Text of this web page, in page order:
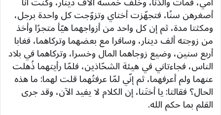
أصغرهن سنًا، فتجهّزت أختاي وتزوّجت كل واحدة برجل،
ومكثتا مدة، ثم إن كل واحد من أزواجهما هيّأ متجرًا وأخذ
من زوجته ألف دينار، وسافرا مع بعضهما وتركاهما، فغابا
أربع سنين، وضيع زوجاهما المال وخسرا، وتركاهما في بلاد
الناس، فجاءتاني في هيئة الشحّاذين، فلمّا رأيتهما ذُهلت
عنهما ولم أعرفهما، ثم إنّي لمّا عرفتُهما قلت لهما: ما هذه
الحال؟ فقالتا: يا أختَنا، إن الكلام لا يفيد الآن، وقد جرى
القلم بما حكم الله.